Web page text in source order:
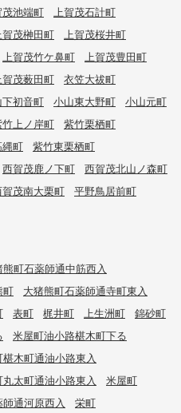
池端町
上賀茂石計町
賀茂榊田町
上賀茂桜井町
上賀茂竹ケ鼻町
上賀茂豊田町
賀茂薮田町
衣笠大祓町
初音町 小山東大野町
小山元町
竹上ノ岸町
紫竹栗栖町
町
紫竹東栗栖町
西賀茂鹿ノ下町
西賀茂北山ノ森町
賀茂南大栗町
平野鳥居前町
熊町石薬師通中筋西入
町
大猪熊町石薬師通寺町東入
表町 梶井町 上生洲町
錦砂町
米屋町油小路椹木町下る
木町通油小路東入
太町通油小路東入
米屋町
通河原西入
栄町